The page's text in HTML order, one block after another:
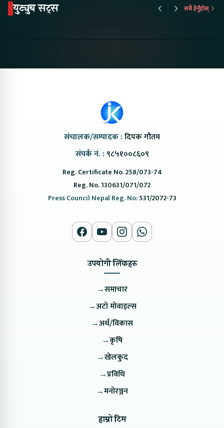
युट्युब सट्स सबै हेर्नुहोस्
संचालक/सम्पादक :दिपक गौतम
संपर्क नं. : ९८५१००८६०९
Reg. Certificate No. 258/073-74
Reg. No. 130631/071/072
Press Council Nepal Reg. No:531/2072-73
उपयोगी लिंकहरु
→समाचार
→अटो मोवाइल्स
→अर्थ/विकास
→कृषि
→खेलकुद
→प्रविधि
→मनोरञ्जन
हाम्रो टिम